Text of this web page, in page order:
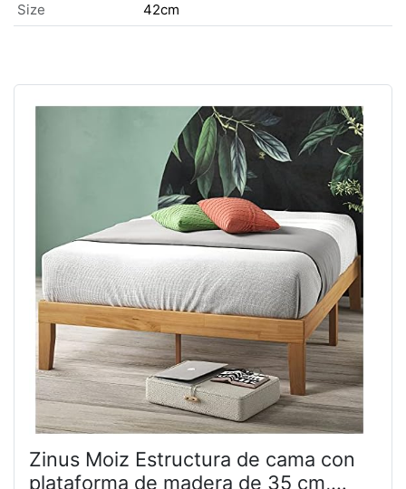
Size
42cm
Zinus Moiz Estructura de cama con
plataforma de madera de 35 cm,